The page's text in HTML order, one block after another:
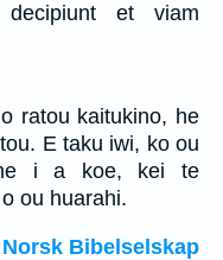
et viam
ratou kaitukino, he
E taku iwi, ko ou
i a koe, kei te
ou huarahi.
Bibelselskap